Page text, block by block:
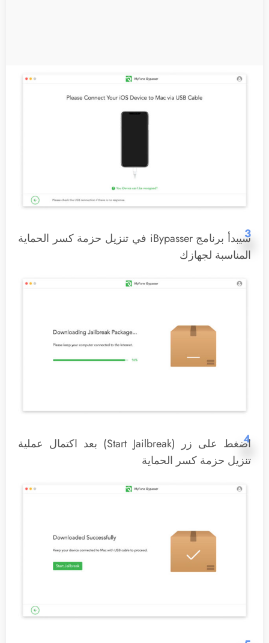
3
سيبدأ برنامج iBypasser في تنزيل حزمة كسر الحماية
المناسبة لجهازك
4
اضغط على زر (Start Jailbreak) بعد اكتمال عملية
تنزيل حزمة كسر الحماية